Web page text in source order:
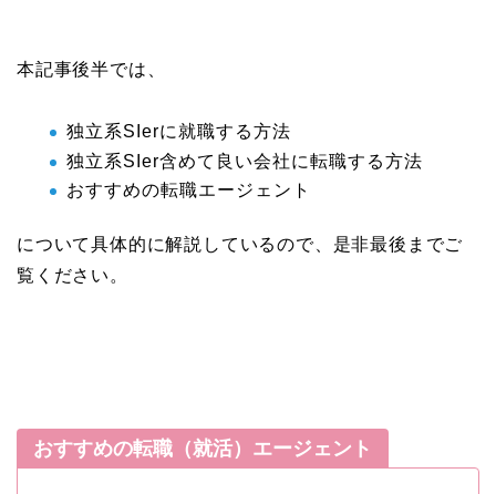
本記事後半では、
独立系SIerに就職する方法
独立系SIer含めて良い会社に転職する方法
おすすめの転職エージェント
について具体的に解説しているので、是非最後までご
覧ください。
おすすめの転職（就活）エージェント